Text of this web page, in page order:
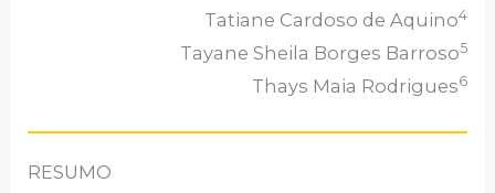
Tatiane Cardoso de Aquino4
Tayane Sheila Borges Barroso5
Thays Maia Rodrigues6
RESUMO